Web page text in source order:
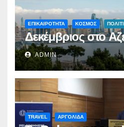
ΕΠΙΚΑΙΡΟΤΗΤΑ ΚΟΣΜΟΣ
Δεκέμβριος στο
ADMIN
TRAVEL ΑΡΓΟΛΙΔΑ